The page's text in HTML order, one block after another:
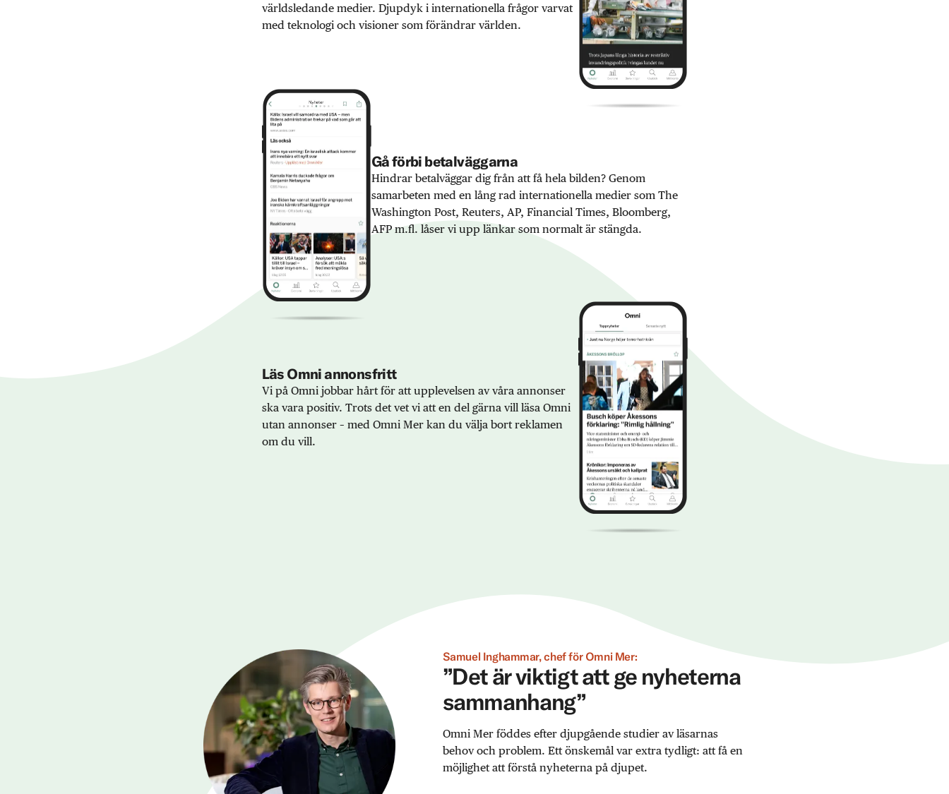
världsledande medier. Djupdyk i internationella frågor varvat
med teknologi och visioner som förändrar världen.
Gå förbi betalväggarna
Hindrar betalväggar dig från att få hela bilden? Genom
samarbeten med en lång rad internationella medier som The
Washington Post, Reuters, AP, Financial Times, Bloomberg,
AFP m.fl. låser vi upp länkar som normalt är stängda.
Läs Omni annonsfritt
Vi på Omni jobbar hårt för att upplevelsen av våra annonser
ska vara positiv. Trots det vet vi att en del gärna vill läsa Omni
utan annonser – med Omni Mer kan du välja bort reklamen
om du vill.
Samuel Inghammar, chef för Omni Mer:
”Det är viktigt att ge nyheterna
sammanhang”
Omni Mer föddes efter djupgående studier av läsarnas
behov och problem. Ett önskemål var extra tydligt: att få en
möjlighet att förstå nyheterna på djupet.